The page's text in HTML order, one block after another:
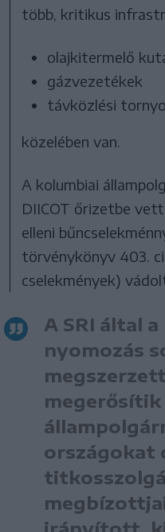
több, kritikus
olajkitermelő
gázvezetékek
távközlési
közelében van.
A kolumbiai
DIICOT őrizetbe
elleni
törvénykönyv 403.
cselekmények)
A SRI által
nyomozás
országokat